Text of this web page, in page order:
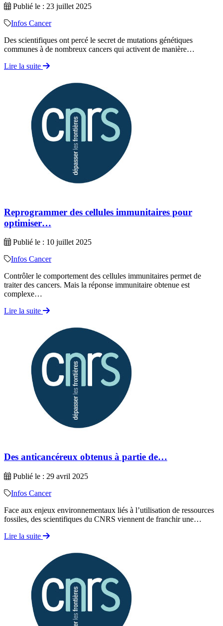
Publié le : 23 juillet 2025
Infos Cancer
Des scientifiques ont percé le secret de mutations génétiques
communes à de nombreux cancers qui activent de manière…
Lire la suite
Reprogrammer des cellules immunitaires pour
optimiser…
Publié le : 10 juillet 2025
Infos Cancer
Contrôler le comportement des cellules immunitaires permet de
traiter des cancers. Mais la réponse immunitaire obtenue est
complexe…
Lire la suite
Des anticancéreux obtenus à partie de…
Publié le : 29 avril 2025
Infos Cancer
Face aux enjeux environnementaux liés à l’utilisation de ressources
fossiles, des scientifiques du CNRS viennent de franchir une…
Lire la suite